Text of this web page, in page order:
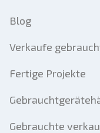
Blog
Verkaufe
Fertige Projekte
Gebrauchte